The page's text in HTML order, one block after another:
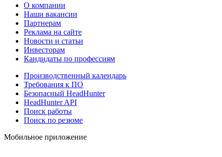
О компании
Наши вакансии
Партнерам
Реклама на сайте
Новости и статьи
Инвесторам
Кандидаты по профессиям
Производственный календарь
Требования к ПО
Безопасный HeadHunter
HeadHunter API
Поиск работы
Поиск по резюме
Мобильное приложение